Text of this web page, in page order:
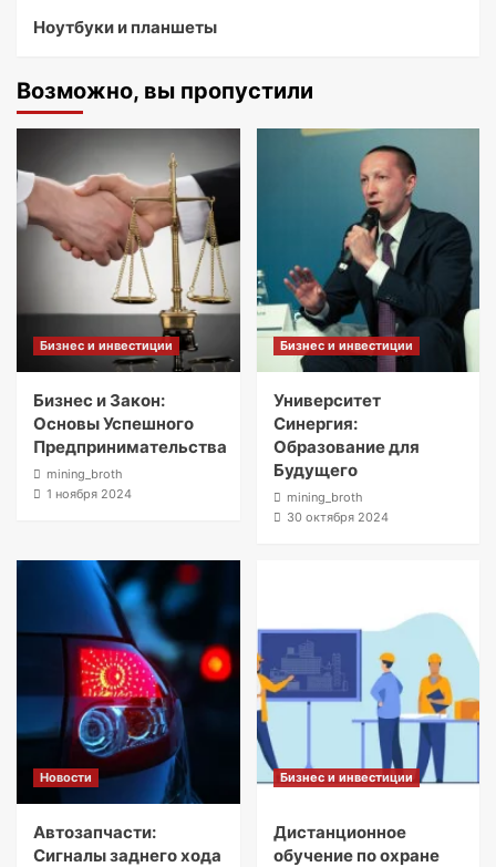
Ноутбуки и планшеты
Возможно, вы пропустили
Бизнес и инвестиции
Бизнес и Закон:
Основы Успешного
Предпринимательства
mining_broth
1 ноября 2024
Бизнес и инвестиции
Университет
Синергия:
Образование для
Будущего
mining_broth
30 октября 2024
Новости
Автозапчасти:
Сигналы заднего хода
Бизнес и инвестиции
Дистанционное
обучение по охране